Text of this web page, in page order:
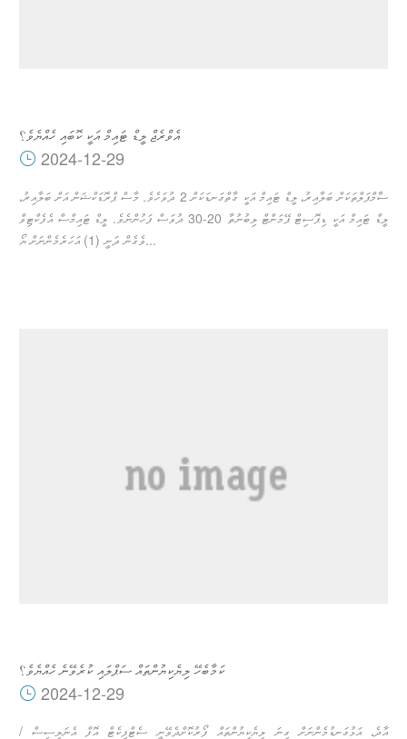
އެވްރެޖް ލީޑް ޓައިމް އަކީ ކޮބައި ހެއްޔެވެ؟
2024-12-29
ސާމްޕަލްތަކަށް ބަލާއިރު، ލީޑް ޓައިމް އަކީ ގާތްގަނޑަކަށް 2 ދުވަހެވެ. މާސް ޕްރޮޑަކްޝަން އަށް ބަލާއިރު،
ލީޑް ޓައިމް އަކީ ޑިޕޮސިޓް ޕޭމަންޓް ލިބުނުތާ 20-30 ދުވަސް ފަހުންނެވެ. ލީޑް ޓައިމްސް އެފެކްޓިވް
ވެގެން ދަނީ (1) އަހަރެމެންނަށް ޔޯ...
ކަމާބެހޭ ލިޔެކިޔުންތައް ސަޕްލައި ކުރެވޭނެ ހެއްޔެވެ؟
2024-12-29
އާދެ، އަޅުގަނޑުމެންނަށް ގިނަ ލިޔެކިޔުންތައް ފޯރުކޮށްދެވޭނީ ސެޓްފިކެޓް އޮފް އެނަލިސިސް /